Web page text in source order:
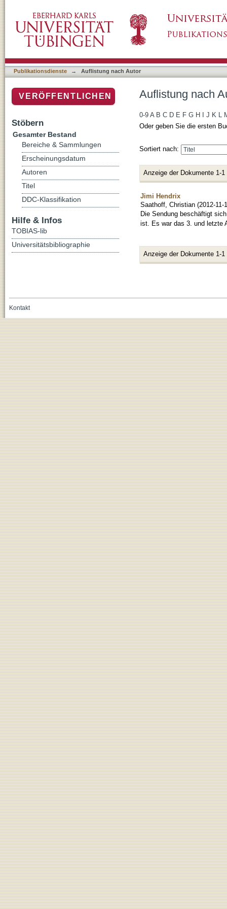
Publikationsdienste → Auflistung nach Autor
Auflistung nach
0-9 A B C D E F G H J K L
Oder geben Sie die ersten
Sortiert nach:
Anzeige der Dokumente 1-1
Jimi Hendrix
Saathoff, Christian (2012-11-
Die Sendung beschäftigt
ist. Es war das 3. und letzte
Anzeige der Dokumente 1-1
VERÖFFENTLICHEN
Stöbern
Gesamter Bestand
Bereiche & Sammlungen
Erscheinungsdatum
Autoren
Titel
DDC-Klassifikation
Hilfe & Infos
TOBIAS-lib
Universitätsbibliographie
Kontakt